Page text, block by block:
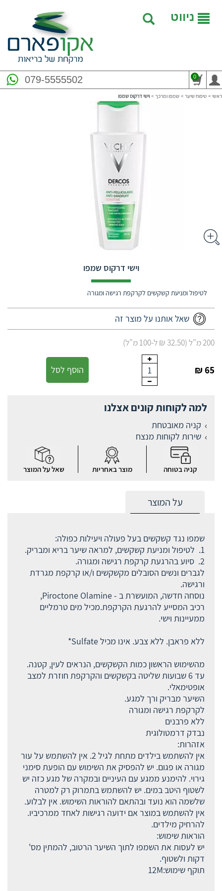
ניווט
079-5555502 0
ראשי > טיפוח שיער > שמפו ומרכך > וישי דרקוס שמפו
וישי דרקוס שמפו
לטיפול ומניעת קשקשים לקרקפת רגישה ומגורה
שאל אותנו על מוצר זה
200 מ"ל (32.50 ₪ ל-100 מ"ל)
65 ₪
1 הוסף לסל
למה לקוחות קונים אצלנו
קניה מאובטחת
שירות לקוחות מנצח
קניה בטוחה מוצר באחריות שאל על המוצר
על המוצר
שמפו נגד קשקשים בעל פעולה ויעילות כפולה:
1. לטיפול ומניעת קשקשים, למראה שיער בריא ומבריק.
2. סיוע בהרגעת קרקפת רגישה ומגורה.
לגברים ונשים הסובלים מקשקשים ו/או קרקפת מגרדת
ורגישה.
נוסחה חדשה, המועשרת ב - Piroctone Olamine,
רכיב המסייע להרגעת הקרקפת.מכיל מים טרמליים
ממעיינות וישי.
ללא פראבן. ללא צבע. אינו מכיל Sulfate*
מהשימוש הראשון כמות הקשקשים, הנראים לעין, קטנה.
עד 6 שבועות שליטה בקשקשים והקרקפת חוזרת למצב
אופטימאלי.
השיער מבריק ורך למגע.
לקרקפת רגישה ומגורה
ללא פרבנים
נבדק דרמטולוגית
אזהרות:
אין להשתמש בילדים מתחת לגיל 2. אין להשתמש על עור
מגורה או פגום. יש להפסיק את השימוש עם הופעת סימני
גירוי. להימנע ממגע עם העיניים ובמקרה של מגע כזה יש
לשטוף היטב במים. יש להשתמש בתמרוק רק למטרה
שלשמה הוא נועד ובהתאם להוראות השימוש. אין לבלוע.
אין להשתמש במוצר אם ידועה רגישות לאחד ממרכיביו.
להרחיק מילדים.
הוראות שימוש:
יש לעסות את השמפו לתוך השיער הרטוב, להמתין מס'
דקות ולשטוף.
תוקף שימוש:12M